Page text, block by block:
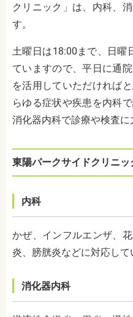
クリニック」は、内科、
す。
土曜日は18:00まで、日曜
ていますので、平日に通
を活用していただければ
らゆる症状や疾患を内科
消化器内科で診療や検査に
東陽パークサイドクリニッ
内科
かぜ、インフルエンザ、
炎、膀胱炎などに対応して
消化器内科